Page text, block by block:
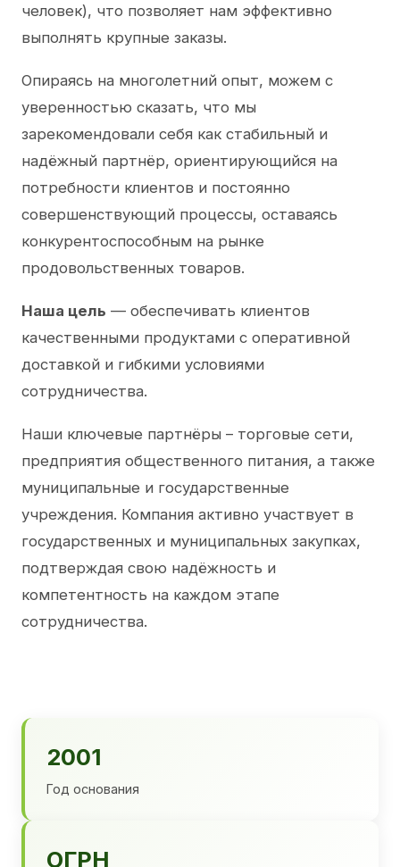
человек), что позволяет нам эффективно
выполнять крупные заказы.
Опираясь на многолетний опыт, можем с
уверенностью сказать, что мы
зарекомендовали себя как стабильный и
надёжный партнёр, ориентирующийся на
потребности клиентов и постоянно
совершенствующий процессы, оставаясь
конкурентоспособным на рынке
продовольственных товаров.
Наша цель — обеспечивать клиентов
качественными продуктами с оперативной
доставкой и гибкими условиями
сотрудничества.
Наши ключевые партнёры – торговые сети,
предприятия общественного питания, а также
муниципальные и государственные
учреждения. Компания активно участвует в
государственных и муниципальных закупках,
подтверждая свою надёжность и
компетентность на каждом этапе
сотрудничества.
2001
Год основания
ОГРН